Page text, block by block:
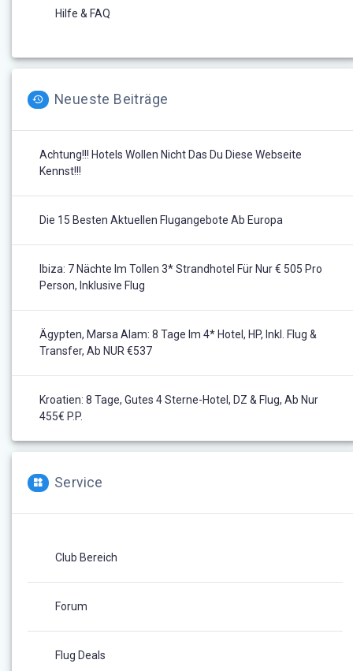
Hilfe & FAQ
Neueste Beiträge
Achtung!!! Hotels Wollen Nicht Das Du Diese Webseite
Kennst!!!
Die 15 Besten Aktuellen Flugangebote Ab Europa
Ibiza: 7 Nächte Im Tollen 3* Strandhotel Für Nur € 505 Pro
Person, Inklusive Flug
Ägypten, Marsa Alam: 8 Tage Im 4* Hotel, HP, Inkl. Flug &
Transfer, Ab NUR €537
Kroatien: 8 Tage, Gutes 4 Sterne-Hotel, DZ & Flug, Ab Nur
455€ P.P.
Service
Club Bereich
Forum
Flug Deals